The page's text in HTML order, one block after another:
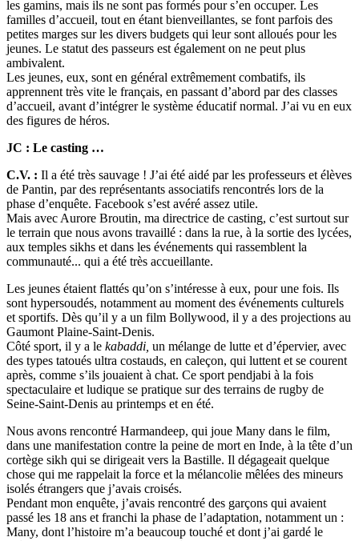
les gamins, mais ils ne sont pas formés pour s’en occuper. Les
familles d’accueil, tout en étant bienveillantes, se font parfois des
petites marges sur les divers budgets qui leur sont alloués pour les
jeunes. Le statut des passeurs est également on ne peut plus
ambivalent.
Les jeunes, eux, sont en général extrêmement combatifs, ils
apprennent très vite le français, en passant d’abord par des classes
d’accueil, avant d’intégrer le système éducatif normal. J’ai vu en eux
des figures de héros.
JC : Le casting …
C.V. : Il a été très sauvage ! J’ai été aidé par les professeurs et élèves
de Pantin, par des représentants associatifs rencontrés lors de la
phase d’enquête. Facebook s’est avéré assez utile.
Mais avec Aurore Broutin, ma directrice de casting, c’est surtout sur
le terrain que nous avons travaillé : dans la rue, à la sortie des lycées,
aux temples sikhs et dans les événements qui rassemblent la
communauté... qui a été très accueillante.
Les jeunes étaient flattés qu’on s’intéresse à eux, pour une fois. Ils
sont hypersoudés, notamment au moment des événements culturels
et sportifs. Dès qu’il y a un film Bollywood, il y a des projections au
Gaumont Plaine-Saint-Denis.
Côté sport, il y a le kabaddi, un mélange de lutte et d’épervier, avec
des types tatoués ultra costauds, en caleçon, qui luttent et se courent
après, comme s’ils jouaient à chat. Ce sport pendjabi à la fois
spectaculaire et ludique se pratique sur des terrains de rugby de
Seine-Saint-Denis au printemps et en été.
Nous avons rencontré Harmandeep, qui joue Many dans le film,
dans une manifestation contre la peine de mort en Inde, à la tête d’un
cortège sikh qui se dirigeait vers la Bastille. Il dégageait quelque
chose qui me rappelait la force et la mélancolie mêlées des mineurs
isolés étrangers que j’avais croisés.
Pendant mon enquête, j’avais rencontré des garçons qui avaient
passé les 18 ans et franchi la phase de l’adaptation, notamment un :
Many, dont l’histoire m’a beaucoup touché et dont j’ai gardé le